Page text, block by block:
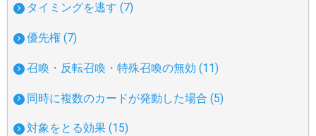
タイミングを逃す (7)
優先権 (7)
召喚・反転召喚・特殊召喚の無効 (11)
同時に複数のカードが発動した場合 (5)
対象をとる効果 (15)